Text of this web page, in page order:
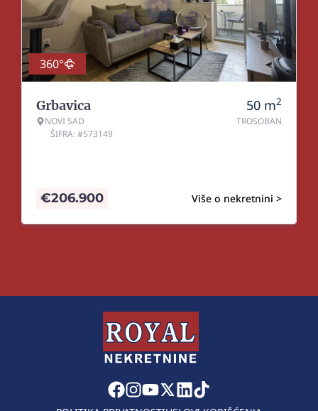
360°
Grbavica
NOVI SAD
ŠIFRA: #573149
50 m2
TROSOBAN
Više o nekretnini >
€206.900